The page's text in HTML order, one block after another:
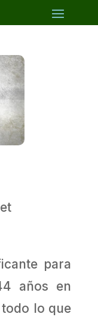
para
años en
lo que